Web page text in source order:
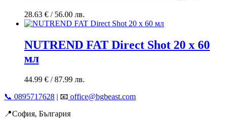
28.63 € / 56.00 лв.
NUTREND FAT Direct Shot 20 х 60
мл
44.99 € / 87.99 лв.
📞 0895717628 | 📧 office@bgbeast.com
📍София, България